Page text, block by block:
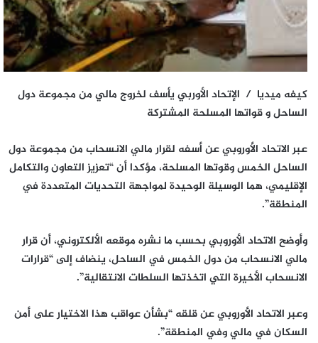
كيفه ميديا / الإتحاد الأوربي يأسف لخروج مالي من مجموعة دول
الساحل و قواتها المسلحة المشتركة
عبر الاتحاد الأوروبي عن أسفه لقرار مالي الانسحاب من مجموعة دول
الساحل الخمس وقوتها المسلحة، مؤكدا أن “تعزيز التعاون والتكامل
الإقليمي، هما الوسيلة الوحيدة لمواجهة التحديات المتعددة في
المنطقة”.
وأوضح الاتحاد الأوروبي بحسب ما نشره موقعه الألكتروني، أن قرار
مالي الانسحاب من دول الخمس في الساحل، ينضاف إلى “قرارات
الانسحاب الأخيرة التي اتخذتها السلطات الانتقالية”.
وعبر الاتحاد الأوروبي عن قلقه “بشأن عواقب هذا الاختيار على أمن
السكان في مالي وفي المنطقة”.